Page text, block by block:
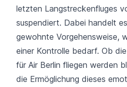
letzten Langstreckenfluges
suspendiert. Dabei handelt
gewohnte Vorgehensweise,
einer Kontrolle bedarf. Ob
für Air Berlin fliegen werden
die Ermöglichung dieses